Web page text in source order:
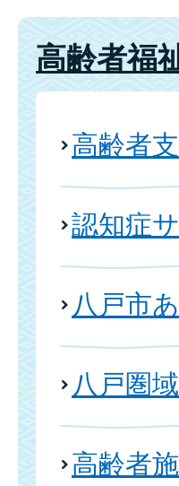
高齢者福
高齢者
認知症
八戸市
八戸圏
高齢者